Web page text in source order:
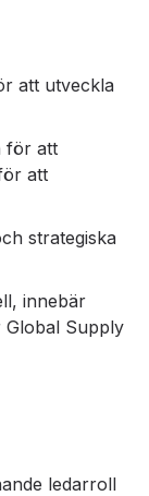
att utveckla
för att
att
strategiska
innebär
Supply
ledarroll